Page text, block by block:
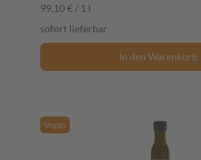
99,10 € / 1 l
sofort lieferbar
In den Warenkorb
Vegan